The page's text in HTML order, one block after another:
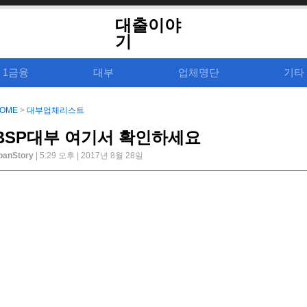
대출이야
기
1금융 대부 업체명단 기타
> 대부업체리스트
대부 여기서 확인하세요
| 5:29 오후 | 2017년 8월 28일